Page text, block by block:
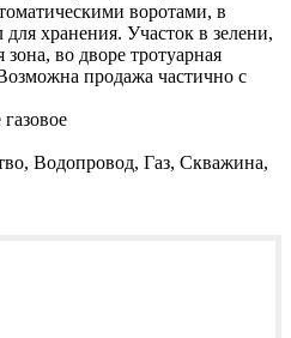
воротами, в
хранения. Участок в зелени,
во дворе тротуарная
продажа частично с
Водопровод, Газ, Скважина,